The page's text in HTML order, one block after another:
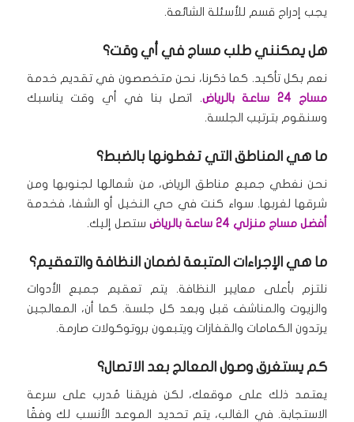
يجب إدراج قسم للأسئلة الشائعة.
هل يمكنني طلب مساج في أي وقت؟
نعم بكل تأكيد. كما ذكرنا، نحن متخصصون في تقديم خدمة
مساج 24 ساعة بالرياض
. اتصل بنا في أي وقت يناسبك
وسنقوم بترتيب الجلسة.
ما هي المناطق التي تغطونها بالضبط؟
نحن نغطي جميع مناطق الرياض، من شمالها لجنوبها ومن
شرقها لغربها. سواء كنت في حي النخيل أو الشفا، فخدمة
أفضل مساج منزلي 24 ساعة بالرياض
ستصل إليك.
ما هي الإجراءات المتبعة لضمان النظافة والتعقيم؟
نلتزم بأعلى معايير النظافة. يتم تعقيم جميع الأدوات
والزيوت والمناشف قبل وبعد كل جلسة.كما أن، المعالجين
يرتدون الكمامات والقفازات ويتبعون بروتوكولات صارمة.
كم يستغرق وصول المعالج بعد الاتصال؟
يعتمد ذلك على موقعك، لكن فريقنا مُدرب على سرعة
الاستجابة. في الغالب، يتم تحديد الموعد الأنسب لك وفقًا